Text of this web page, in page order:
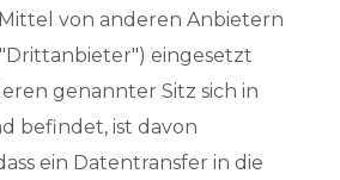
von anderen Anbietern
eingesetzt
genannter Sitz sich in
befindet, ist davon
ein Datentransfer in die